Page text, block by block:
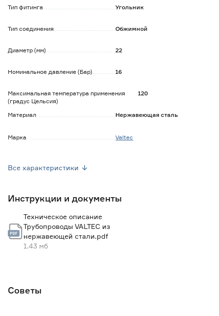
Тип фитинга
Угольник
Тип соединения Обжимной
Диаметр (мм) 22
Номинальное давление (Бар) 16
Максимальная температура применения
(градус Цельсия)
120
Материал Нержавеющая сталь
Марка Valtec
Все характеристики
Инструкции и документы
Техническое описание
Трубопроводы VALTEC из
нержавеющей стали.pdf
1.43 мб
Советы